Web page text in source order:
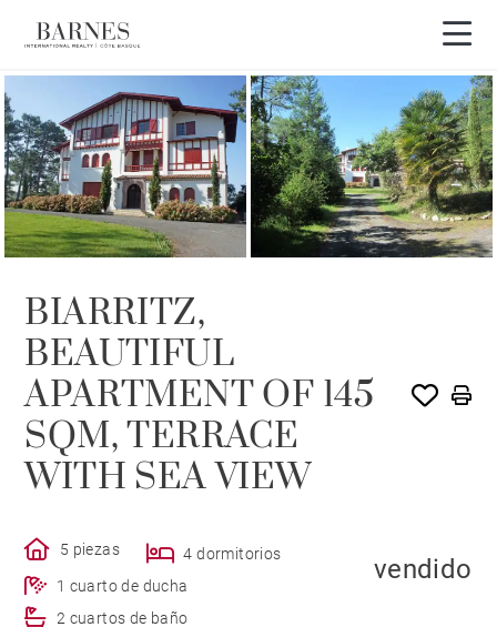
VENDIDO POR BARNES
BIARRITZ,
BEAUTIFUL
APARTMENT OF 145
SQM, TERRACE
WITH SEA VIEW
5 piezas
4 dormitorios
1 cuarto de ducha
2 cuartos de baño
vendido